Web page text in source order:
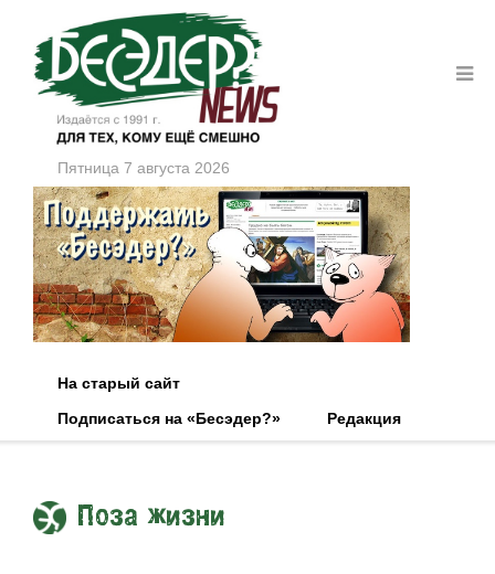
Пятница 7 августа 2026
На старый сайт
Подписаться на «Бесэдер?»
Редакция
Поза жизни